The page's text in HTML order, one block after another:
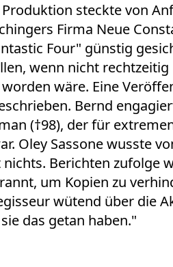
steckte von
Firma Neue
Four" günstig
wenn nicht
wäre. Eine
Bernd
(†98), der für
Oley Sassone wusste
Berichten zufolge
um Kopien zu
wütend über die
das getan haben."